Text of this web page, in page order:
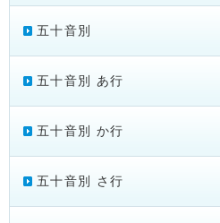
五十音別
五十音別 あ行
五十音別 か行
五十音別 さ行